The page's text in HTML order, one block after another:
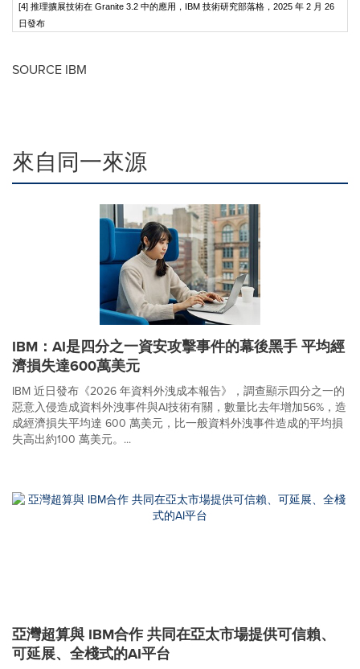
[4] 推理擴展技術在 Granite 3.2 中的應用，IBM 技術研究部落格，2025 年 2 月 26
日發布
SOURCE IBM
來自同一來源
IBM：AI是四分之一資安攻擊事件的幕後黑手 平均經
濟損失達600萬美元
IBM 近日發布《2026 年資料外洩成本報告》，調查顯示四分之一的
惡意入侵造成資料外洩事件與AI技術有關，數量比去年增加56%，造
成經濟損失平均達 600 萬美元，比一般資料外洩事件造成的平均損
失高出約100 萬美元。...
亞灣超算與 IBM合作 共同在亞太市場提供可信賴、
可延展、全棧式的AI平台